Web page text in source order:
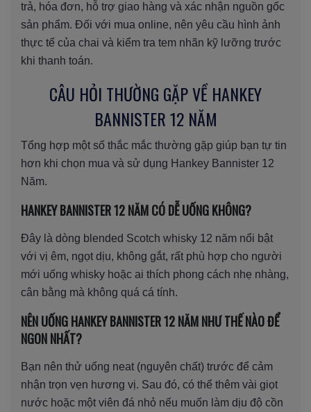
trả, hóa đơn, hỗ trợ giao hàng và xác nhận nguồn gốc
sản phẩm. Đối với mua online, nên yêu cầu hình ảnh
thực tế của chai và kiểm tra tem nhãn kỹ lưỡng trước
khi thanh toán.
CÂU HỎI THƯỜNG GẶP VỀ HANKEY
BANNISTER 12 NĂM
Tổng hợp một số thắc mắc thường gặp giúp bạn tự tin
hơn khi chọn mua và sử dụng Hankey Bannister 12
Năm.
HANKEY BANNISTER 12 NĂM CÓ DỄ UỐNG KHÔNG?
Đây là dòng blended Scotch whisky 12 năm nổi bật
với vị êm, ngọt dịu, không gắt, rất phù hợp cho người
mới uống whisky hoặc ai thích phong cách nhẹ nhàng,
cân bằng mà không quá cá tính.
NÊN UỐNG HANKEY BANNISTER 12 NĂM NHƯ THẾ NÀO ĐỂ
NGON NHẤT?
Bạn nên thử uống neat (nguyên chất) trước để cảm
nhận trọn vẹn hương vị. Sau đó, có thể thêm vài giọt
nước hoặc một viên đá nhỏ nếu muốn làm dịu độ cồn